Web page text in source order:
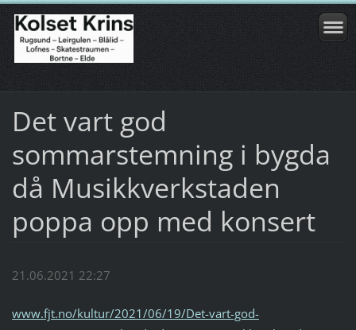
Det vart god
sommarstemning i bygda
då Musikkverkstaden
poppa opp med konsert
21.06.2021 22:27
www.fjt.no/kultur/2021/06/19/Det-vart-god-